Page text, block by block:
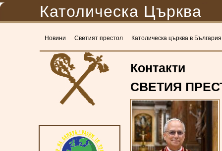
Католическа Църква
Новини Светият престол Католическа църква в България
Контакти
СВЕТИЯ